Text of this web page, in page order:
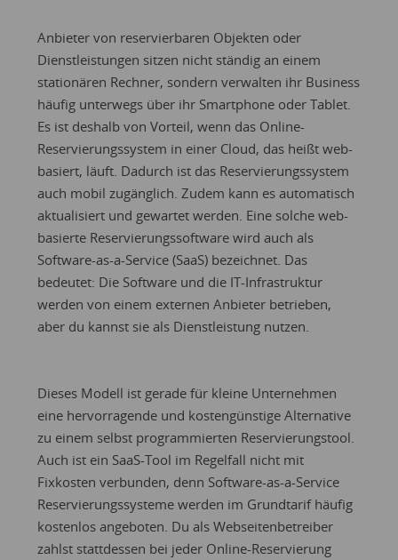
Anbieter von reservierbaren Objekten oder
Dienstleistungen sitzen nicht ständig an einem
stationären Rechner, sondern verwalten ihr Business
häufig unterwegs über ihr Smartphone oder Tablet.
Es ist deshalb von Vorteil, wenn das Online-
Reservierungssystem in einer Cloud, das heißt web-
basiert, läuft. Dadurch ist das Reservierungssystem
auch mobil zugänglich. Zudem kann es automatisch
aktualisiert und gewartet werden. Eine solche web-
basierte Reservierungssoftware wird auch als
Software-as-a-Service (SaaS) bezeichnet. Das
bedeutet: Die Software und die IT-Infrastruktur
werden von einem externen Anbieter betrieben,
aber du kannst sie als Dienstleistung nutzen.
Dieses Modell ist gerade für kleine Unternehmen
eine hervorragende und kostengünstige Alternative
zu einem selbst programmierten Reservierungstool.
Auch ist ein SaaS-Tool im Regelfall nicht mit
Fixkosten verbunden, denn Software-as-a-Service
Reservierungssysteme werden im Grundtarif häufig
kostenlos angeboten. Du als Webseitenbetreiber
zahlst stattdessen bei jeder Online-Reservierung